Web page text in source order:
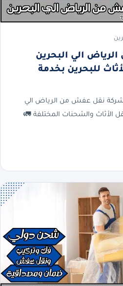
الي البحرين
| نقل الأثاث للبحرين بخدمة
شركة نقل عفش من الرياض الي
الأثاث والشحنات المختلفة 🚛